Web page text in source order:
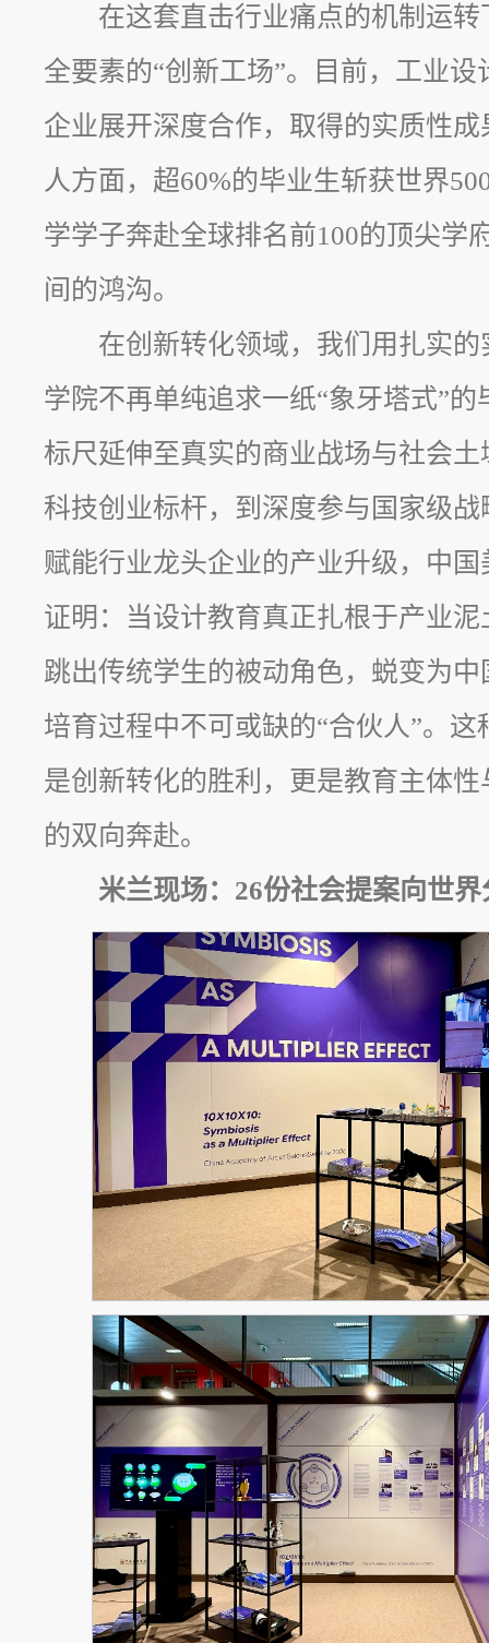
在这套直击行业痛点的机制运
全要素的“创新工场”。目前，工业
企业展开深度合作，取得的实质性
人方面，超60%的毕业生斩获世界
学学子奔赴全球排名前100的顶尖学
间的鸿沟。
在创新转化领域，我们用扎实
学院不再单纯追求一纸“象牙塔式”
标尺延伸至真实的商业战场与社会
科技创业标杆，到深度参与国家级
赋能行业龙头企业的产业升级，中
证明：当设计教育真正扎根于产业
跳出传统学生的被动角色，蜕变为
培育过程中不可或缺的“合伙人”。
是创新转化的胜利，更是教育主体
的双向奔赴。
米兰现场：26份社会提案向世